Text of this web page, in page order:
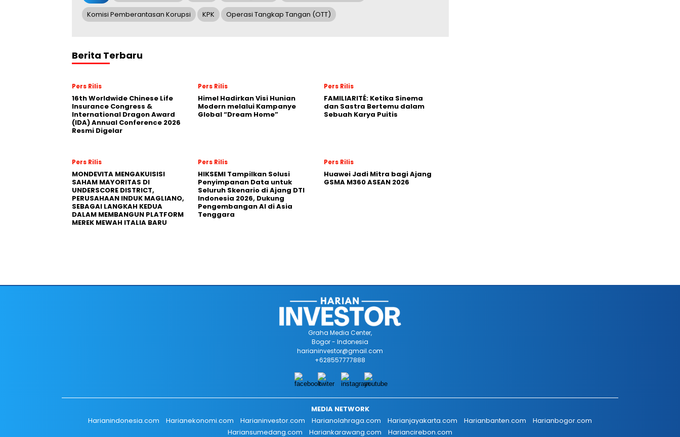
Komisi Pemberantasan Korupsi KPK Operasi Tangkap Tangan (OTT)
Berita Terbaru
Pers Rilis
16th Worldwide Chinese Life
Insurance Congress &
International Dragon Award
(IDA) Annual Conference 2026
Resmi Digelar
Pers Rilis
Himel Hadirkan Visi Hunian
Modern melalui Kampanye
Global “Dream Home”
Pers Rilis
FAMILIARITÉ: Ketika Sinema
dan Sastra Bertemu dalam
Sebuah Karya Puitis
Pers Rilis
MONDEVITA MENGAKUISISI
SAHAM MAYORITAS DI
UNDERSCORE DISTRICT,
PERUSAHAAN INDUK MAGLIANO,
SEBAGAI LANGKAH KEDUA
DALAM MEMBANGUN PLATFORM
MEREK MEWAH ITALIA BARU
Pers Rilis
HIKSEMI Tampilkan Solusi
Penyimpanan Data untuk
Seluruh Skenario di Ajang DTI
Indonesia 2026, Dukung
Pengembangan AI di Asia
Tenggara
Pers Rilis
Huawei Jadi Mitra bagi Ajang
GSMA M360 ASEAN 2026
Graha Media Center,
Bogor - Indonesia
harianinvestor@gmail.com
+628557777888
MEDIA NETWORK
Harianindonesia.com
Harianekonomi.com Harianinvestor.com Harianolahraga.com Harianjayakarta.com Harianbanten.com
Harianbogor.com
Hariansumedang.com
Hariankarawang.com Hariancirebon.com